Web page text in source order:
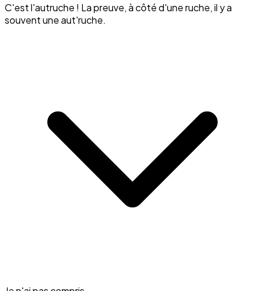
C'est l'autruche ! La preuve, à côté d'une ruche, il y a
souvent une aut'ruche.